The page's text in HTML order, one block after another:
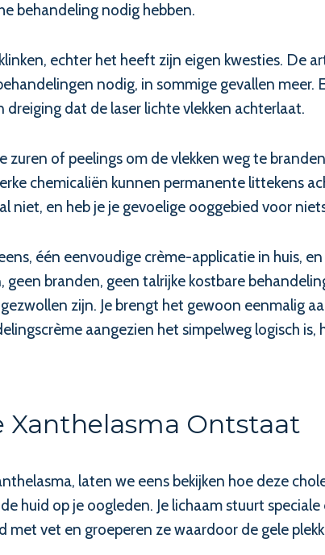
behandeling nodig hebben.
echter het heeft zijn eigen kwesties. De
nodig, in sommige gevallen meer.
dat de laser lichte vlekken achterlaat.
of peelings om de vlekken weg te
chemicaliën kunnen permanente littekens
niet, en heb je je gevoelige ooggebied voor
één eenvoudige crème-applicatie in huis,
branden, geen talrijke kostbare
zijn. Je brengt het gewoon eenmalig
aangezien het simpelweg logisch is,
Xanthelasma Ontstaat
laten we eens bekijken hoe deze
huid op je oogleden. Je lichaam stuurt
met vet en groeperen ze waardoor de gele